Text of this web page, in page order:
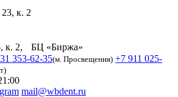
к. 2
к. 2, БЦ «Биржа»
353-62-35(м. Просвещения) +7 911 025-
mail@wbdent.ru